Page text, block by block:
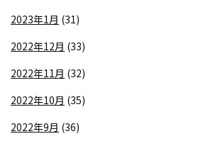
2023年1月 (31)
2022年12月 (33)
2022年11月 (32)
2022年10月 (35)
2022年9月 (36)